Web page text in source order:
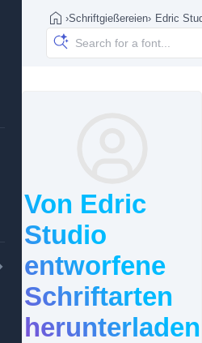
›Schriftgießereien› Edric
Von Edric
Studio
entworfene
Schriftarten
herunterladen